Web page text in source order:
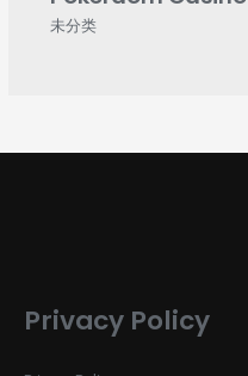
未分类
Privacy Policy